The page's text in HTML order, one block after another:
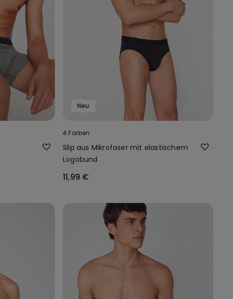
Neu
4 Farben
Slip aus Mikrofaser mit elastischem
Logobund
11,99 €